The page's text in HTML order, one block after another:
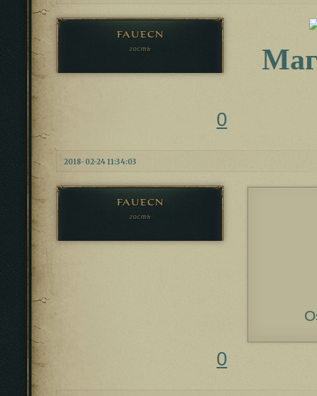
fauecn
гость
0
2018-02-24 11:34:03
fauecn
гость
0